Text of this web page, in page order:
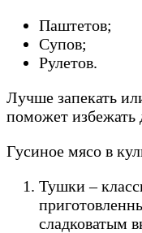
Паштетов;
Супов;
Рулетов.
Лучше запекать
поможет избежать
Гусиное мясо в
Тушки –
сладковатым